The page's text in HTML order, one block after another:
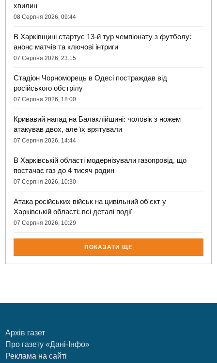
хвилин
08 Серпня 2026, 09:44
В Харківщині стартує 13-й тур чемпіонату з футболу:
анонс матчів та ключові інтриги
07 Серпня 2026, 23:15
Стадіон Чорноморець в Одесі постраждав від
російського обстрілу
07 Серпня 2026, 18:00
Кривавий напад на Балаклійщині: чоловік з ножем
атакував двох, але їх врятували
07 Серпня 2026, 14:44
В Харківській області модернізували газопровід, що
постачає газ до 4 тисяч родин
07 Серпня 2026, 10:30
Атака російських військ на цивільний об'єкт у
Харківській області: всі деталі події
07 Серпня 2026, 10:29
ПОКАЗАТИ ЩЕ
Архів газет
Про газету «Дані-Інфо»
Реклама на сайті